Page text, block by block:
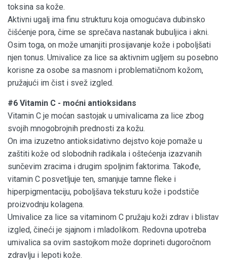
toksina sa kože.
Aktivni ugalj ima finu strukturu koja omogućava dubinsko
čišćenje pora, čime se sprečava nastanak bubuljica i akni.
Osim toga, on može umanjiti prosijavanje kože i poboljšati
njen tonus. Umivalice za lice sa aktivnim ugljem su posebno
korisne za osobe sa masnom i problematičnom kožom,
pružajući im čist i svež izgled.
#6 Vitamin C - moćni antioksidans
Vitamin C je moćan sastojak u umivalicama za lice zbog
svojih mnogobrojnih prednosti za kožu.
On ima izuzetno antioksidativno dejstvo koje pomaže u
zaštiti kože od slobodnih radikala i oštećenja izazvanih
sunčevim zracima i drugim spoljnim faktorima. Takođe,
vitamin C posvetljuje ten, smanjuje tamne fleke i
hiperpigmentaciju, poboljšava teksturu kože i podstiče
proizvodnju kolagena.
Umivalice za lice sa vitaminom C pružaju koži zdrav i blistav
izgled, čineći je sjajnom i mladolikom. Redovna upotreba
umivalica sa ovim sastojkom može doprineti dugoročnom
zdravlju i lepoti kože.